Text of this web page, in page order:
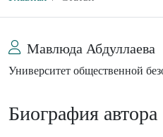
Мавлюда Абдуллаева
Университет общественной
Биография автора